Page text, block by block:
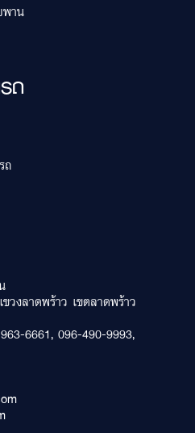
พาน
ถ
ถ
งลาดพร้าว เขตลาดพร้าว
6661, 096-490-9993,